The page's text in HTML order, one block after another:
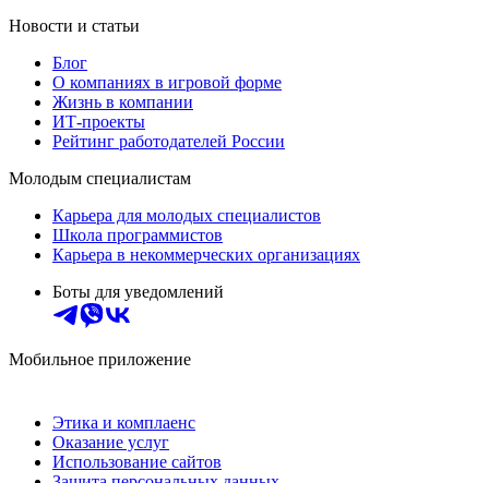
Новости и статьи
Блог
О компаниях в игровой форме
Жизнь в компании
ИТ-проекты
Рейтинг работодателей России
Молодым специалистам
Карьера для молодых специалистов
Школа программистов
Карьера в некоммерческих организациях
Боты для уведомлений
Мобильное приложение
Этика и комплаенс
Оказание услуг
Использование сайтов